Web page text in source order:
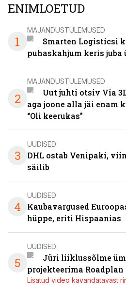
ENIMLOETUD
1
MAJANDUSTULEMUSED
Smarten Logisticsi
puhaskahjum keris juba
2
MAJANDUSTULEMUSED
Uut juhti otsiv Via
aga joone alla jäi enam
“Oli keerukas”
3
UUDISED
DHL ostab Venipaki,
säilib
4
UUDISED
Kaubavargused
hüppe, eriti Hispaanias
5
UUDISED
Jüri liiklussõlme
projekteerima Roadplan
Lisatud video kavandatavast